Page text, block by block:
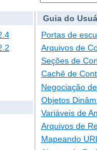
Guia do
Portas de
Arquivos de
Seções de
Cachê de
Negociação
Objetos
Variáveis de
Arquivos de
Mapeando